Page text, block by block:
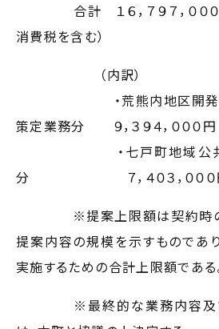
合計 １６，７９７，０
消費税を含む）
（内訳）
・荒熊内地区開発計画
策定業務分 ９，３９４，０００円
・七戸町地域公共交
分 ７，４０３，０００
※提案上限額は契約時の予
提案内容の規模を示すものであ
実施するための合計上限額である
※最終的な業務内容及び